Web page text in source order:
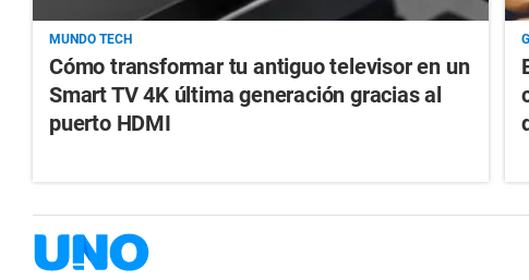
MUNDO TECH
Cómo transformar tu antiguo televisor en un
Smart TV 4K última generación gracias al
puerto HDMI